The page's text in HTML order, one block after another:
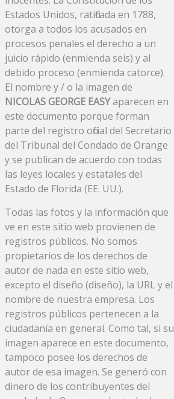
Estados Unidos, ratificada en 1788,
otorga a todos los acusados ​​en
procesos penales el derecho a un
juicio rápido (enmienda seis) y al
debido proceso (enmienda catorce).
El nombre y / o la imagen de
NICOLAS GEORGE EASYaparecen en
este documento porque forman
parte del registro oficial del Secretario
del Tribunal del Condado de Orange
y se publican de acuerdo con todas
las leyes locales y estatales del
Estado de Florida (EE. UU.).
Todas las fotos y la información que
ve en este sitio web provienen de
registros públicos. No somos
propietarios de los derechos de
autor de nada en este sitio web,
excepto el diseño (diseño), la URL y el
nombre de nuestra empresa. Los
registros públicos pertenecen a la
ciudadanía en general. Como tal, si su
imagen aparece en este documento,
tampoco posee los derechos de
autor de esa imagen. Se generó con
dinero de los contribuyentes del